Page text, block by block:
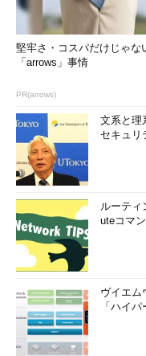
堅牢さ・コスパだけじゃな
「arrows」事情
PR(arrows)
文系と
セキュリ
ルーティ
uteコマ
ヴイエム
「ハイ